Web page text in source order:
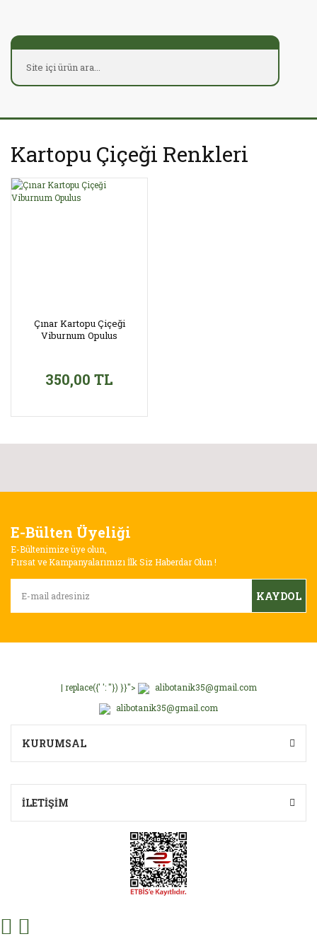
Kartopu Çiçeği Renkleri
Çınar Kartopu Çiçeği
Viburnum Opulus
350,00 TL
E-Bülten Üyeliği
E-Bültenimize üye olun,
Fırsat ve Kampanyalarımızı İlk Siz Haberdar Olun !
KAYDOL
| replace({' ': ''}) }}">
alibotanik35@gmail.com
alibotanik35@gmail.com
KURUMSAL
İLETİŞİM